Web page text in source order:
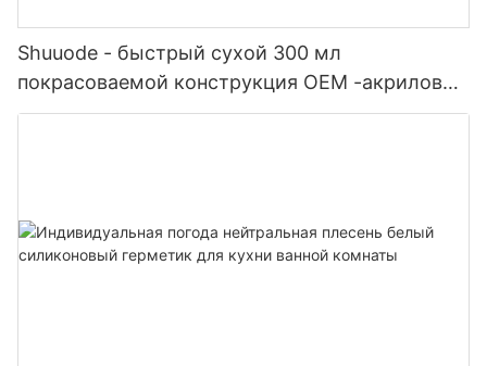
Shuuode - быстрый сухой 300 мл
покрасоваемой конструкция OEM -акриловый
герметик силиконовый герметик